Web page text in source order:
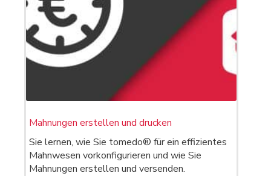
Mahnungen erstellen und drucken
Sie lernen, wie Sie tomedo® für ein effizientes
Mahnwesen vorkonfigurieren und wie Sie
Mahnungen erstellen und versenden.